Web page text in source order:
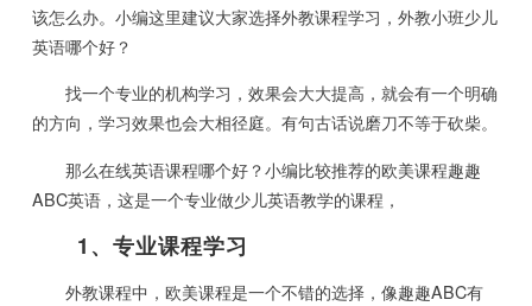
该怎么办。小编这里建议大家选择外教课程学习，外教小班少儿
英语哪个好？
找一个专业的机构学习，效果会大大提高，就会有一个明确
的方向，学习效果也会大相径庭。有句古话说磨刀不等于砍柴。
那么在线英语课程哪个好？小编比较推荐的欧美课程趣趣
ABC英语，这是一个专业做少儿英语教学的课程，
1、专业课程学习
外教课程中，欧美课程是一个不错的选择，像趣趣ABC有